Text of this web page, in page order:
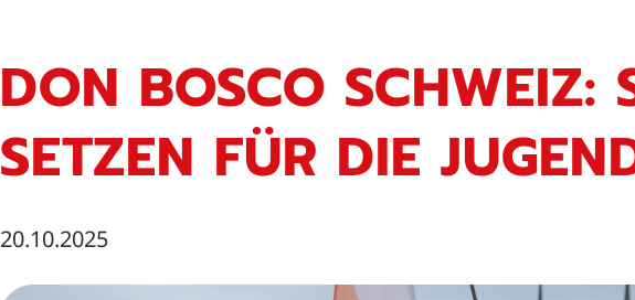
DON BOSCO SCHWEIZ:
SETZEN FÜR DIE
20.10.2025